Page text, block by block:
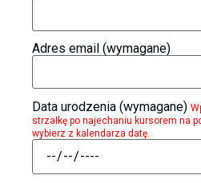
Adres email (wymagane)
Data urodzenia (wymagane)
strzałkę po najechaniu kursorem na
wybierz z kalendarza datę.